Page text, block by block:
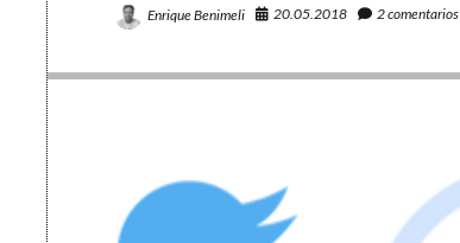
Enrique Benimeli 20.05.2018 2 comentarios